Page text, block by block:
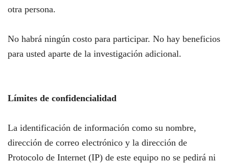
otra persona.
No habrá ningún costo para participar. No hay beneficios
para usted aparte de la investigación adicional.
Límites de confidencialidad
La identificación de información como su nombre,
dirección de correo electrónico y la dirección de
Protocolo de Internet (IP) de este equipo no se pedirá ni